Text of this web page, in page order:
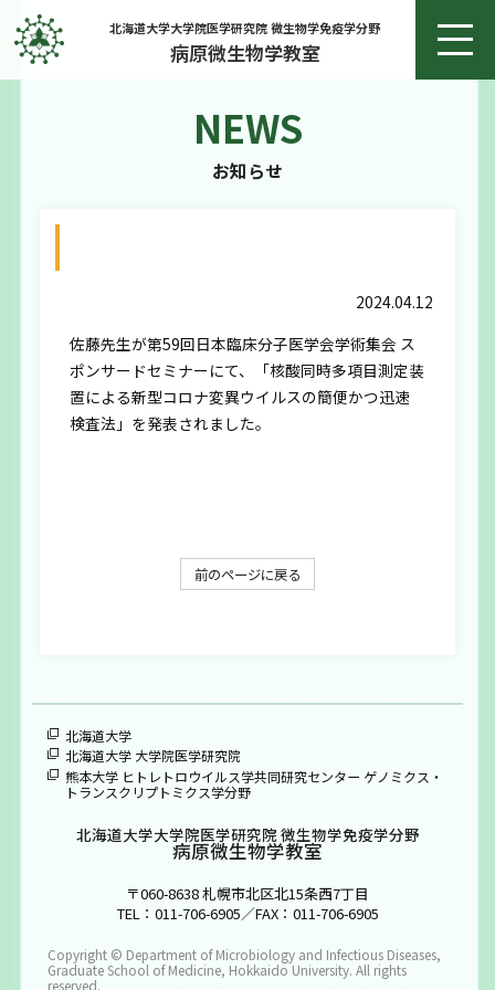
北海道大学大学院医学研究院 微生物学免疫学分野
病原微生物学教室
NEWS
お知らせ
2024.04.12
佐藤先生が第59回日本臨床分子医学会学術集会 ス
ポンサードセミナーにて、「核酸同時多項目測定装
置による新型コロナ変異ウイルスの簡便かつ迅速
検査法」を発表されました。
前のページに戻る
北海道大学
北海道大学 大学院医学研究院
熊本大学 ヒトレトロウイルス学共同研究センター ゲノミクス・
トランスクリプトミクス学分野
北海道大学大学院医学研究院 微生物学免疫学分野
病原微生物学教室
〒060-8638 札幌市北区北15条西7丁目
TEL：011-706-6905／FAX：011-706-6905
Copyright © Department of Microbiology and Infectious Diseases,
Graduate School of Medicine, Hokkaido University. All rights
reserved.
研究実績
メンバー